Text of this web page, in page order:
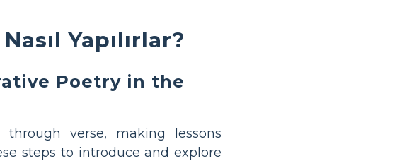
Yapılırlar?
Poetry in the
verse, making lessons
steps to introduce and explore